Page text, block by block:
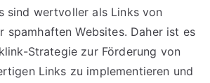
sind wertvoller als Links von
spamhaften Websites. Daher ist es
Strategie zur Förderung von
Links zu implementieren und